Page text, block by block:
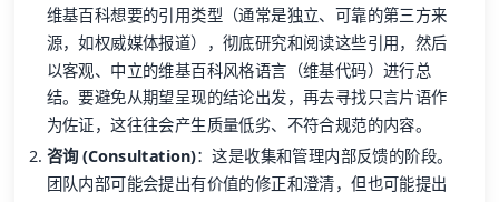
维基百科想要的引用类型（通常是独立、可靠的第三方来
源，如权威媒体报道），彻底研究和阅读这些引用，然后
以客观、中立的维基百科风格语言（维基代码）进行总
结。要避免从期望呈现的结论出发，再去寻找只言片语作
为佐证，这往往会产生质量低劣、不符合规范的内容。
咨询 (Consultation)：这是收集和管理内部反馈的阶段。
团队内部可能会提出有价值的修正和澄清，但也可能提出